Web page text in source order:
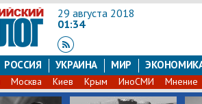
29 августа 2018
01:34
РОССИЯ УКРАИНА МИР
Москва Киев Крым ИноСМИ Мнение